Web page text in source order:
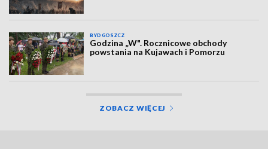
BYDGOSZCZ
Godzina „W". Rocznicowe obchody
powstania na Kujawach i Pomorzu
ZOBACZ WIĘCEJ